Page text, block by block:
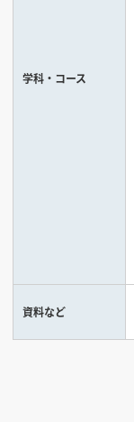
学科・コース
資料など